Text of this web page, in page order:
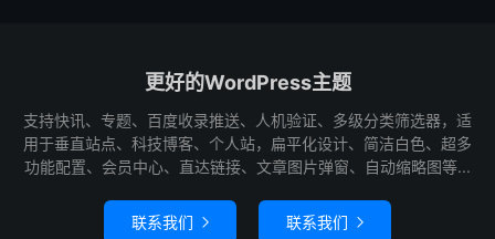
更好的WordPress主题
支持快讯、专题、百度收录推送、人机验证、多级分类筛选器，适
用于垂直站点、科技博客、个人站，扁平化设计、简洁白色、超多
功能配置、会员中心、直达链接、文章图片弹窗、自动缩略图等...
联系我们  联系我们 